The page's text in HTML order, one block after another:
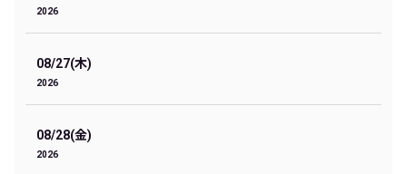
2026
08/27(木)
2026
08/28(金)
2026